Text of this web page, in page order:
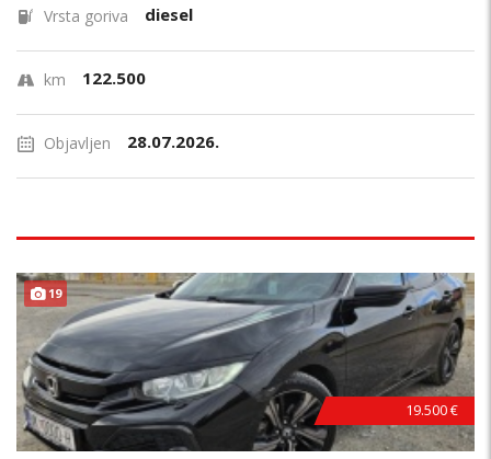
Vrsta goriva diesel
km 122.500
Objavljen 28.07.2026.
19 TOP STANJE !
19.500 €